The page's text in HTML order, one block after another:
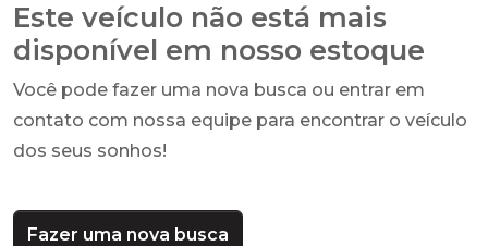
Este veículo não está mais
disponível em nosso estoque
Você pode fazer uma nova busca ou entrar em
contato com nossa equipe para encontrar o veículo
dos seus sonhos!
Fazer uma nova busca